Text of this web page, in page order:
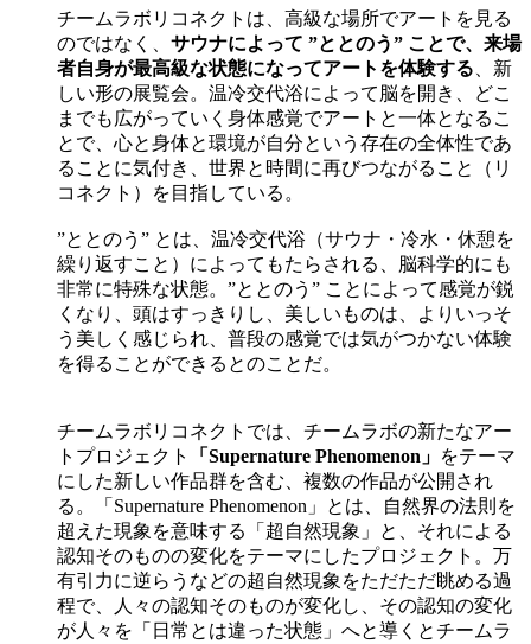
チームラボリコネクトは、高級な場所でアートを見る
のではなく、 サウナによって ”ととのう” ことで、来場
者自身が最高級な状態になってアートを体験する 、新
しい形の展覧会。温冷交代浴によって脳を開き、どこ
までも広がっていく身体感覚でアートと一体となるこ
とで、心と身体と環境が自分という存在の全体性であ
ることに気付き、世界と時間に再びつながること（リ
コネクト）を目指している。
”ととのう” とは、温冷交代浴（サウナ・冷水・休憩を
繰り返すこと）によってもたらされる、脳科学的にも
非常に特殊な状態。”ととのう” ことによって感覚が鋭
くなり、頭はすっきりし、美しいものは、よりいっそ
う美しく感じられ、普段の感覚では気がつかない体験
を得ることができるとのことだ。
チームラボリコネクトでは、チームラボの新たなアー
トプロジェクト
「Supernature Phenomenon」 をテーマ
にした新しい作品群を含む、複数の作品が公開され
る。「Supernature Phenomenon」とは、自然界の法則を
超えた現象を意味する「超自然現象」と、それによる
認知そのものの変化をテーマにしたプロジェクト。万
有引力に逆らうなどの超自然現象をただただ眺める過
程で、人々の認知そのものが変化し、その認知の変化
が人々を「日常とは違った状態」へと導くとチームラ